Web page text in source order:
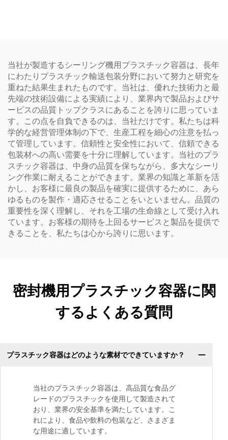
当社が製造するシーリング機用プラスチック容器は、長年
にわたりプラスチック輸送包装分野において努力と研究を
重ねた結果生まれたものです。当社は、優れた技術力と最
先端の技術設備による実績により、業界内で製品およびサ
ービスの品質トップクラスにあることを誇りに思っていま
す。この点を自負できるのは、当社だけです。私たちは科
学的な経営管理体制の下で、生産工程を細心の注意を払っ
て管理しています。信頼性と安全性において、信頼できる
包装材への高い需要を十分に理解しています。当社のプラ
スチック容器は、中身の品質を保ちながら、多大なシーリ
ング作業に耐えることができます。業界の知識と革新を活
かし、お客様に最良の製品を確実に提供するために、あら
ゆるものを製作・適応させることをいといません。品質の
重要性を深く理解し、それを工場の生命線として受け入れ
ています。お客様の期待を上回るサービスと製品を提供で
きることを、私たちは心から誇りに思います。
密封機用プラスチック容器に関
するよくある質問
プラスチック容器はどのような素材でできていますか？
当社のプラスチック容器は、高品質な食品グ
レードのプラスチックを使用して製造されて
おり、業界の安全基準を満たしています。こ
れにより、食品や飲料の包装など、さまざま
な用途に適しています。